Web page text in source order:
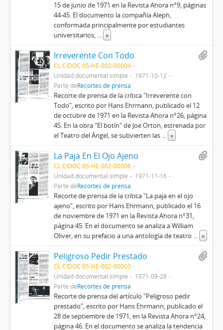
15 de junio de 1971 en la Revista Ahora n°9, páginas
44-45. El documento la compañía Aleph,
conformada principalmente por estudiantes
universitarios, ... »
Irreverente Con Todo
CL CIDOC 05-HE-002-00004
Unidad documental simple
1971-10-12
Parte deRecortes de prensa
Recorte de prensa de la crítica "Irreverente con
Todo", escrito por Hans Ehrmann, publicado el 12
de octubre de 1971 en la Revista Ahora n°26, página
45. En la obra "El botín" de Joe Orton, estrenada por
el Teatro del Ángel, se subvierten las ... »
La Paja En El Ojo Ajeno
CL CIDOC 05-HE-002-00006
Unidad documental simple
1971-11-16
Parte deRecortes de prensa
Recorte de prensa de la crítica "La paja en el ojo
ajeno", escrito por Hans Ehrmann, publicado el 16
de noviembre de 1971 en la Revista Ahora n°31,
página 45. En el documento se analiza a William
Oliver, en su prefacio a una antología de teatro ... »
Peligroso Pedir Prestado
CL CIDOC 05-HE-002-00003
Unidad documental simple
1971-09-28
Parte deRecortes de prensa
Recorte de prensa del artículo "Peligroso pedir
prestado", escrito por Hans Ehrmann, publicado el
28 de septiembre de 1971, en la Revista Ahora n°24,
página 46. En el documento se analiza la tendencia